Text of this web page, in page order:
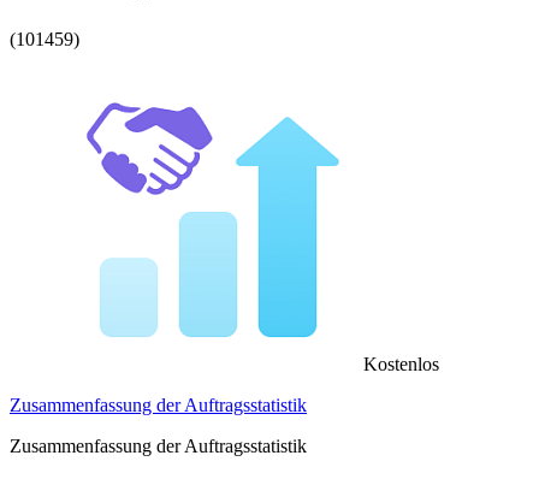
(101459)
Kostenlos
Zusammenfassung der Auftragsstatistik
Zusammenfassung der Auftragsstatistik